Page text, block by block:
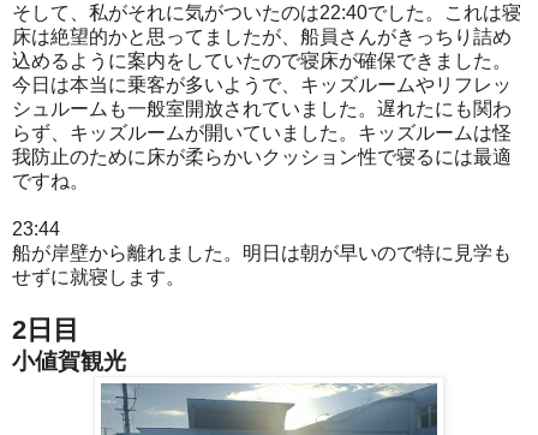
そして、私がそれに気がついたのは22:40でした。これは寝
床は絶望的かと思ってましたが、船員さんがきっちり詰め
込めるように案内をしていたので寝床が確保できました。
今日は本当に乗客が多いようで、キッズルームやリフレッ
シュルームも一般室開放されていました。遅れたにも関わ
らず、キッズルームが開いていました。キッズルームは怪
我防止のために床が柔らかいクッション性で寝るには最適
ですね。
23:44
船が岸壁から離れました。明日は朝が早いので特に見学も
せずに就寝します。
2日目
小値賀観光